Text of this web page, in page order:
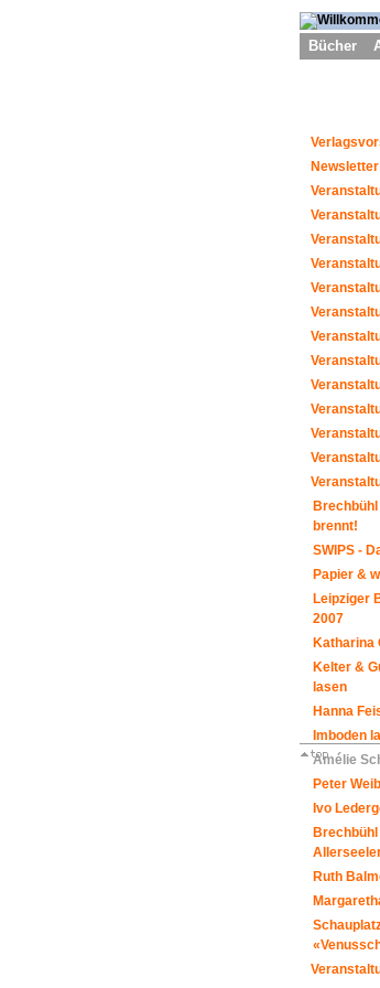
Bücher
Newsletter
Brechbühl
brennt!
SWIPS -
Papier &
Leipziger
2007
Katharina
Kelter &
lasen
Hanna
Imboden
Amélie
Peter
Ivo
Brechbühl
Ruth